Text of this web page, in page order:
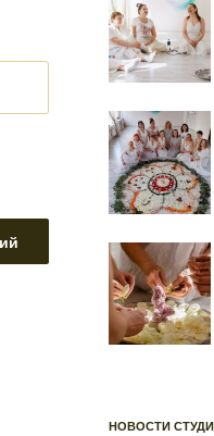
НОВОСТИ